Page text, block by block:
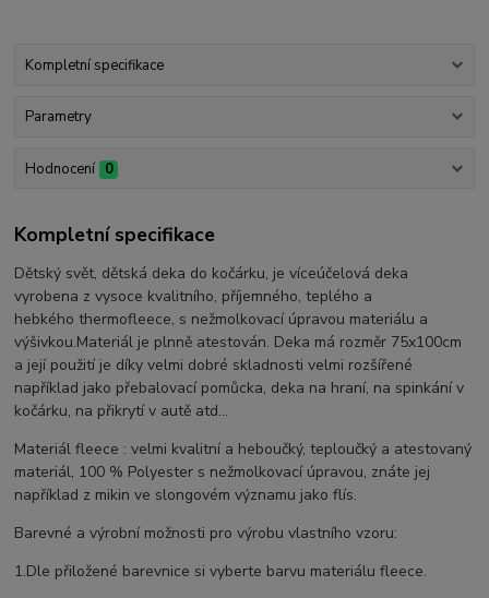
Kompletní specifikace
Parametry
Hodnocení 0
Kompletní specifikace
Dětský svět, dětská deka do kočárku, je víceúčelová deka
vyrobena z vysoce kvalitního, příjemného, teplého a
hebkého thermofleece, s nežmolkovací úpravou materiálu a
výšivkou.Materiál je plnně atestován. Deka má rozměr 75x100cm
a její použití je díky velmi dobré skladnosti velmi rozšířené
například jako přebalovací pomůcka, deka na hraní, na spinkání v
kočárku, na přikrytí v autě atd...
Materiál fleece : velmi kvalitní a heboučký, teploučký a atestovaný
materiál, 100 % Polyester s nežmolkovací úpravou, znáte jej
například z mikin ve slongovém významu jako flís.
Barevné a výrobní možnosti pro výrobu vlastního vzoru:
1.Dle přiložené barevnice si vyberte barvu materiálu fleece.